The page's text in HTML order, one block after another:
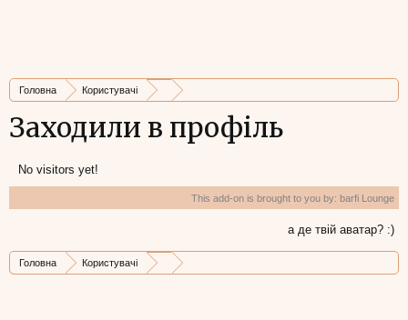
Головна Користувачі
Заходили в профіль
No visitors yet!
This add-on is brought to you by: barfi Lounge
а де твій аватар? :)
Головна Користувачі